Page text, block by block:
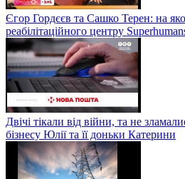
Єгор Гордєєв та Сашко Терен: на
реабілітаційного центру
Двічі тікали від війни, та не
бізнесу Юлії та її доньки Катерини